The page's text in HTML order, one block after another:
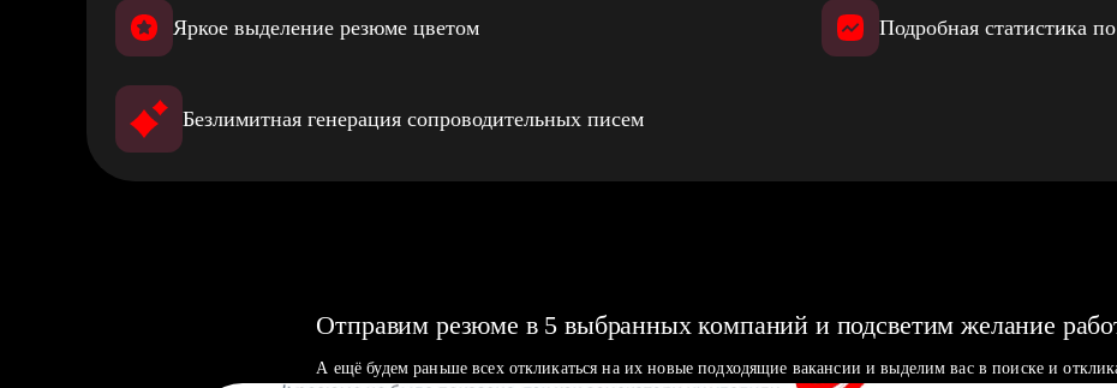
Яркое выделение резюме цветом Подробная статистика
Безлимитная генерация сопроводительных писем
Отправим резюме в 5 выбранных компаний и подсветим желание
А ещё будем раньше всех откликаться на их новые подходящие вакансии и выделим вас в поиске и